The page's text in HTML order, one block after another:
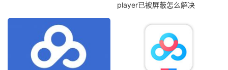
player已被屏蔽怎么解决